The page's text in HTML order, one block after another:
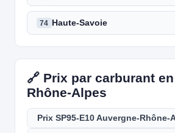
74 Haute-Savoie
🔗 Prix par carburant
Rhône-Alpes
Prix SP95-E10 Auvergne-Rhône-